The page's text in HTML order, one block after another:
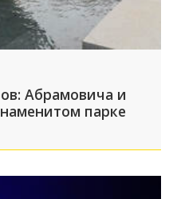
Абрамовича и
парке